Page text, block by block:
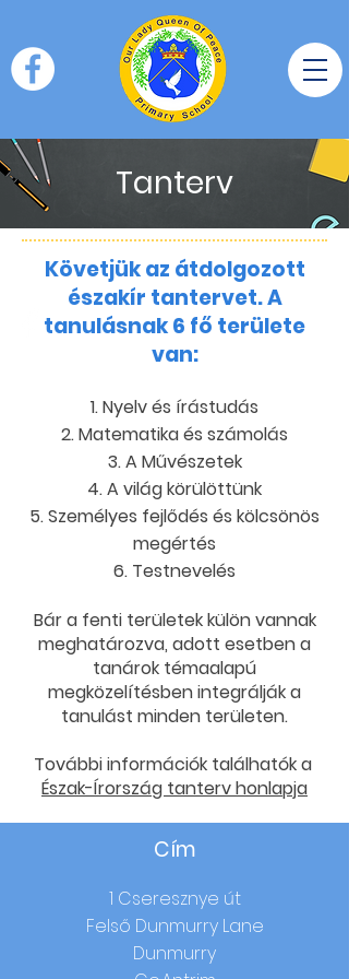
Tanterv
Követjük az átdolgozott
északír tantervet. A
tanulásnak 6 fő területe
van:
Nyelv és írástudás
Matematika és számolás
A Művészetek
A világ körülöttünk
Személyes fejlődés és kölcsönös
megértés
Testnevelés
Bár a fenti területek külön vannak
meghatározva, adott esetben a
tanárok témaalapú
megközelítésben integrálják a
tanulást minden területen.
További információk találhatók a
Észak-Írország tanterv honlapja
Cím
1 Cseresznye út
Felső Dunmurry Lane
Dunmurry